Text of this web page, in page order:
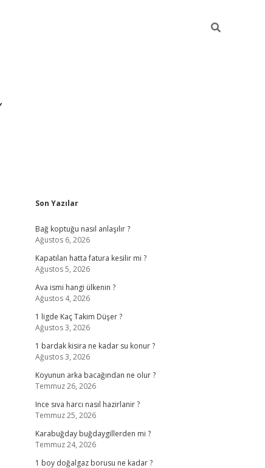
Sidebar
Son Yazılar
Bağ koptuğu nasıl anlaşılır ?
Ağustos 6, 2026
Kapatılan hatta fatura kesilir mi ?
Ağustos 5, 2026
Ava ismi hangi ülkenin ?
Ağustos 4, 2026
1 ligde Kaç Takim Düşer ?
Ağustos 3, 2026
1 bardak kisira ne kadar su konur ?
Ağustos 3, 2026
Koyunun arka bacağından ne olur ?
Temmuz 26, 2026
Ince sıva harcı nasıl hazirlanir ?
Temmuz 25, 2026
Karabuğday buğdaygillerden mi ?
Temmuz 24, 2026
1 boy doğalgaz borusu ne kadar ?